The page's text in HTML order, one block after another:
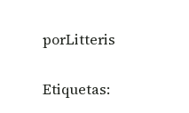
porLitteris
Etiquetas: